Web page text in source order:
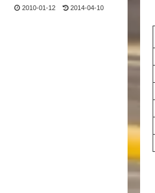
2010-01-12 2014-04-10